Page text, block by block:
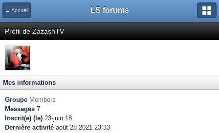
← Accueil LS forums
Profil de ZazashTV
Mes informations
Groupe Members
Messages 7
Inscrit(e) (le) 23-juin 18
Dernière activité août 28 2021 23:33